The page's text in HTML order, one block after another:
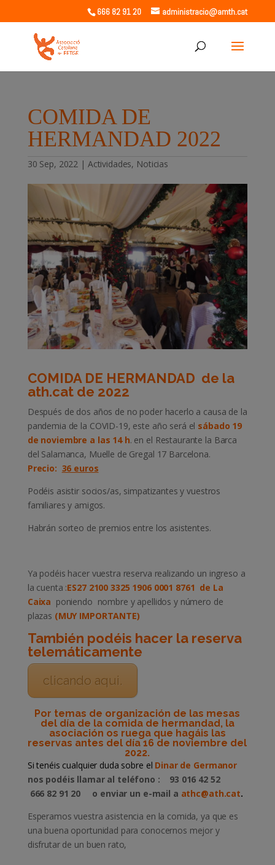
666 82 91 20 administracio@amth.cat
COMIDA DE
HERMANDAD 2022
30 Sep, 2022 | Actividades, Noticias
COMIDA DE HERMANDAD de la
ath.cat de 2022
Después de dos años de no poder hacerlo a causa de la
pandemia de la COVID-19, este año será el sábado 19
de noviembre a las 14 h. en el Restaurante la Barca
del Salamanca, Muelle de Gregal 17 Barcelona.
Precio: 36 euros
Podéis asistir socios/as, simpatizantes y vuestros
familiares y amigos.
Habrán sorteo de premios entre los asistentes.
Ya podéis hacer vuestra reserva realizando un ingreso a
la cuenta :ES27 2100 3325 1906 0001 8761 de La
Caixa poniendo nombre y apellidos y número de
plazas (MUY IMPORTANTE)
También podéis hacer la reserva
telemáticamente
clicando aqui.
Por temas de organización de las mesas
del día de la comida de hermandad, la
asociación os ruega que hagáis las
reservas antes del día 16 de noviembre del
2022.
Si tenéis cualquier duda sobre el Dinar de Germanor
nos podéis llamar al teléfono : 93 016 42 52
666 82 91 20 o enviar un e-mail a athc@ath.cat.
Esperamos vuestra asistencia en la comida, ya que es
una buena oportunidad para conocernos mejor y
disfrutar de un buen rato,